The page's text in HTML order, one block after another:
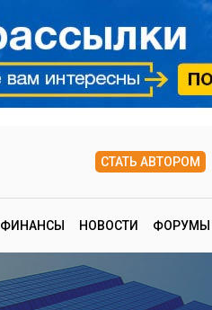
СТАТЬ АВТОРОМ
ФИНАНСЫ НОВОСТИ ФОРУМЫ